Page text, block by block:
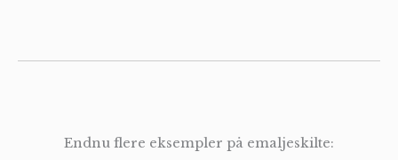
Endnu flere eksempler på emaljeskilte: